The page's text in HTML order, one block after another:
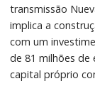
transmissão
implica a
com um
de 81 milhões de
capital próprio